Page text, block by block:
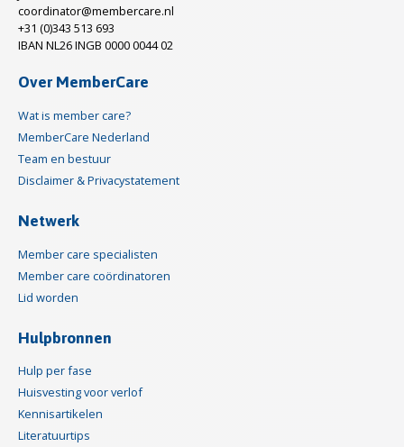
coordinator@membercare.nl
+31 (0)343 513 693
IBAN NL26 INGB 0000 0044 02
Over MemberCare
Wat is member care?
MemberCare Nederland
Team en bestuur
Disclaimer & Privacystatement
Netwerk
Member care specialisten
Member care coördinatoren
Lid worden
Hulpbronnen
Hulp per fase
Huisvesting voor verlof
Kennisartikelen
Literatuurtips